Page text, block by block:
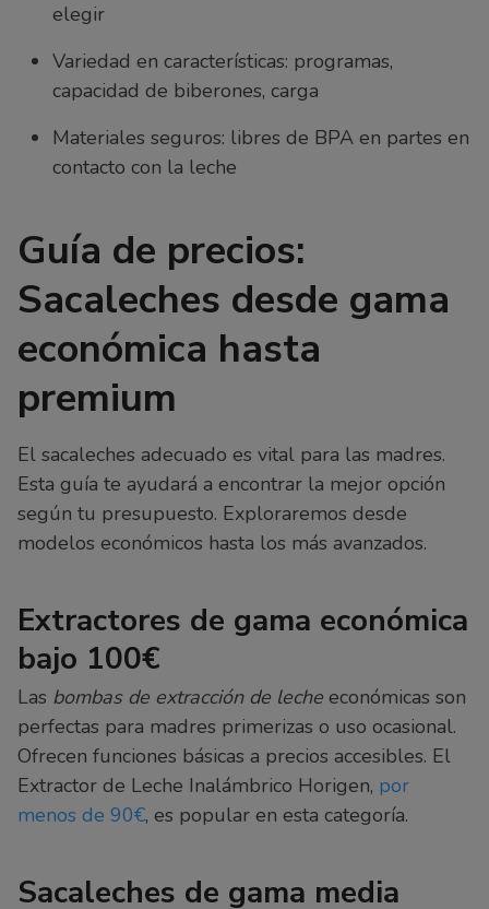
elegir
Variedad en características: programas,
capacidad de biberones, carga
Materiales seguros: libres de BPA en partes en
contacto con la leche
Guía de precios:
Sacaleches desde gama
económica hasta
premium
El sacaleches adecuado es vital para las madres.
Esta guía te ayudará a encontrar la mejor opción
según tu presupuesto. Exploraremos desde
modelos económicos hasta los más avanzados.
Extractores de gama económica
bajo 100€
Las bombas de extracción de leche económicas son
perfectas para madres primerizas o uso ocasional.
Ofrecen funciones básicas a precios accesibles. El
Extractor de Leche Inalámbrico Horigen, por
menos de 90€, es popular en esta categoría.
Sacaleches de gama media